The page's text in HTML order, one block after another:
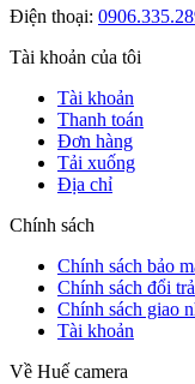
Điện thoại:
Tài khoản của tôi
Tài khoản
Thanh toán
Đơn hàng
Tải xuống
Địa chỉ
Chính sách
Chính sách bảo
Chính sách đổi trả
Chính sách giao
Tài khoản
Về Huế camera